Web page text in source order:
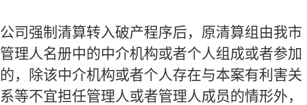
公司强制清算转入破产程序后，原清算组由我市
管理人名册中的中介机构或者个人组成或者参加
的，除该中介机构或者个人存在与本案有利害关
系等不宜担任管理人或者管理人成员的情形外，